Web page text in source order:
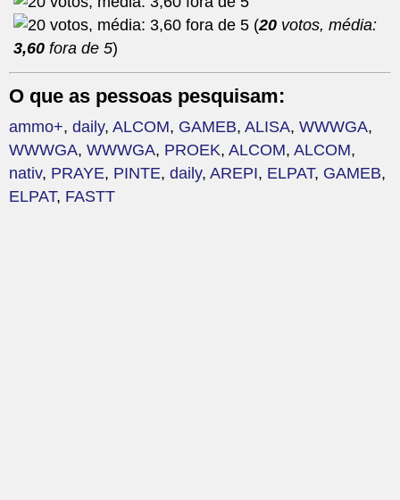
(20 votos, média:
3,60 fora de 5)
O que as pessoas pesquisam:
ammo+, daily, ALCOM, GAMEB, ALISA, WWWGA,
WWWGA, WWWGA, PROEK, ALCOM, ALCOM,
nativ, PRAYE, PINTE, daily, AREPI, ELPAT, GAMEB,
ELPAT, FASTT